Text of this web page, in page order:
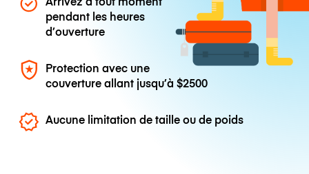
pendant les heures
d’ouverture
Protection avec une
couverture allant jusqu’à$2500
Aucune limitation de taille ou de poids